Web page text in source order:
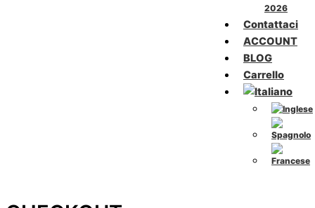
2026
Contattaci
ACCOUNT
BLOG
Carrello